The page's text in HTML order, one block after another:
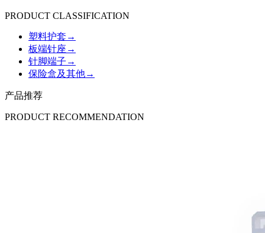
PRODUCT CLASSIFICATION
塑料护套 →
板端针座 →
针脚端子 →
保险盒及其他→
产品推荐
PRODUCT RECOMMENDATION